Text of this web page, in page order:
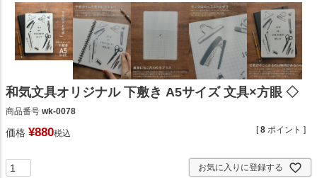
和気文具オリジナル 下敷き A5サイズ 文具×方眼 ◇
商品番号 wk-0078
価格 ¥880税込 [8 ポイント ]
お気に入りに登録する